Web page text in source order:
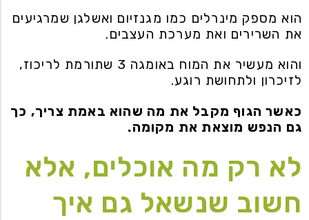
הוא מספק מינרלים כמו מגנזיום ואשלגן שמרגיעים
את השרירים ואת מערכת העצבים.
והוא מעשיר את המוח באומגה 3 שתורמת לריכוז,
לזיכרון ולתחושת רוגע.
כאשר הגוף מקבל את מה שהוא באמת צריך, כך
גם הנפש מוצאת את מקומה.
לא רק מה אוכלים, אלא
חשוב שנשאל גם איך